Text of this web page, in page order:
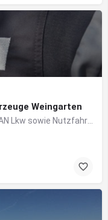
Weingarten